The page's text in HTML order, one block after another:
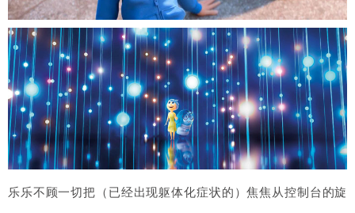
乐乐不顾一切把（已经出现躯体化症状的）焦焦从控制台的旋